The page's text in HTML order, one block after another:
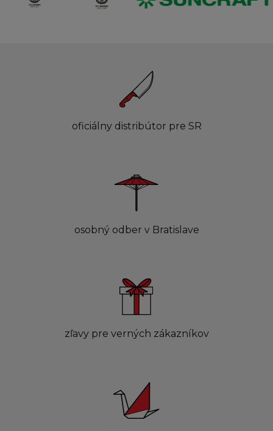
oficiálny distribútor pre SR
osobný odber v Bratislave
zľavy pre verných zákazníkov